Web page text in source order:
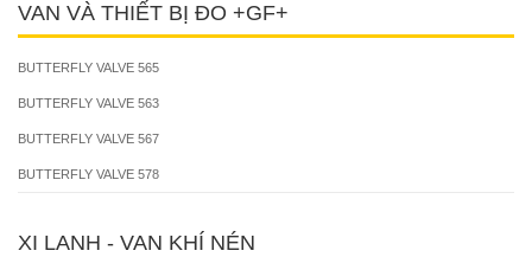
VAN VÀ THIẾT BỊ ĐO +GF+
BUTTERFLY VALVE 565
BUTTERFLY VALVE 563
BUTTERFLY VALVE 567
BUTTERFLY VALVE 578
XI LANH - VAN KHÍ NÉN